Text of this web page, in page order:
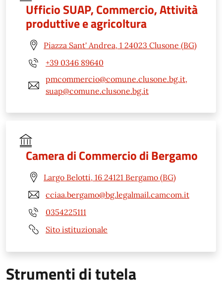
Ufficio SUAP, Commercio, Attività
produttive e agricoltura
Piazza Sant' Andrea, 1 24023 Clusone (BG)
+39 0346 89640
pmcommercio@comune.clusone.bg.it,
suap@comune.clusone.bg.it
Camera di Commercio di Bergamo
Largo Belotti, 16 24121 Bergamo (BG)
cciaa.bergamo@bg.legalmail.camcom.it
0354225111
Sito istituzionale
Strumenti di tutela